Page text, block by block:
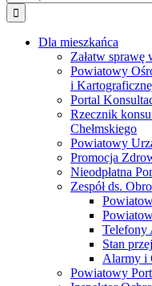
Dla mieszkańca
Załatw sprawę
Powiatowy
i
Portal
Rzecznik
Chełmskiego
Powiatowy
Promocja
Nieodpłatna
Zespół ds.
Telefony
Stan
Alarmy i
Powiatowy